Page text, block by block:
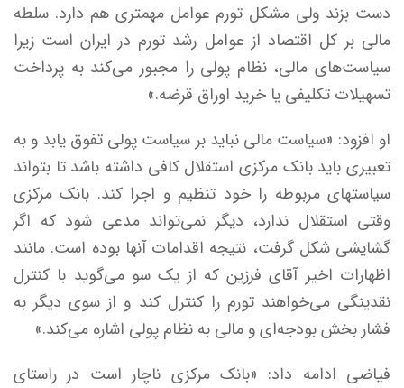
دست بزند ولی مشکل تورم عوامل مهمتری هم دارد. سلطه
مالی بر کل اقتصاد از عوامل رشد تورم در ایران است زیرا
سیاست‌های مالی، نظام پولی را مجبور می‌کند به پرداخت
تسهیلات تکلیفی یا خرید اوراق قرضه.»
او افزود: «سیاست مالی نباید بر سیاست پولی تفوق یابد و به
تعبیری باید بانک مرکزی استقلال کافی داشته باشد تا بتواند
سیاستهای مربوطه را خود تنظیم و اجرا کند. بانک مرکزی
وقتی استقلال ندارد، دیگر نمی‌تواند مدعی شود که اگر
گشایشی شکل گرفت، نتیجه اقدامات آنها بوده است. مانند
اظهارات اخیر آقای فرزین که از یک سو می‌گوید با کنترل
نقدینگی می‌خواهند تورم را کنترل کند و از سوی دیگر به
فشار بخش بودجه‌ای و مالی به نظام پولی اشاره می‌کند.»
فیاضی ادامه داد: «بانک مرکزی ناچار است در راستای